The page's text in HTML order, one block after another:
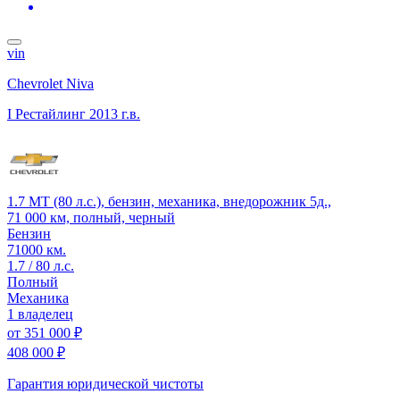
vin
Chevrolet Niva
I Рестайлинг 2013 г.в.
1.7 MT (80 л.с.), бензин, механика, внедорожник 5д.,
71 000 км, полный, черный
Бензин
71000 км.
1.7 / 80 л.с.
Полный
Механика
1 владелец
от 351 000 ₽
408 000 ₽
Гарантия юридической чистоты